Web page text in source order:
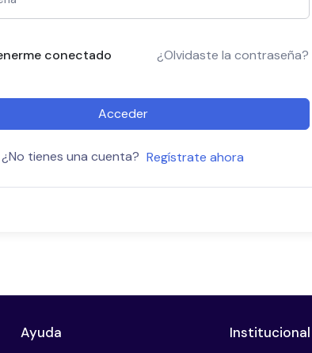
conectado ¿Olvidaste la contraseña?
Acceder
¿No tienes una cuenta? Regístrate ahora
Ayuda Institucional